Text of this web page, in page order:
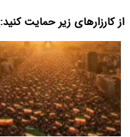
از کارزارهای زیر حمایت کنید: